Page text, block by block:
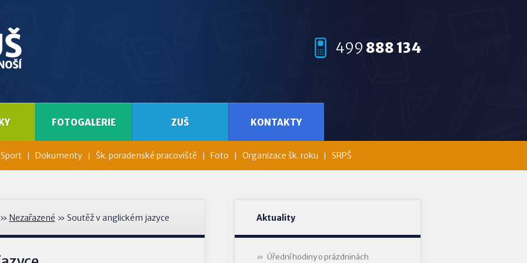
499 888 134
Sport Dokumenty Šk. poradenské pracoviště Foto Organizace šk. roku SRPŠ
FOTOGALERIE ZUŠ KONTAKTY
Nezařazené » Soutěž v anglickém jazyce Aktuality
Úřední hodiny o prázdninách